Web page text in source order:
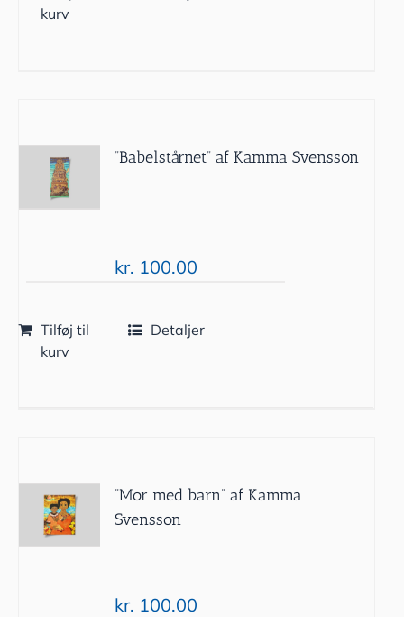
kurv
”Babelstårnet” af Kamma Svensson
kr. 100.00
Tilføj til
kurv
Detaljer
”Mor med barn” af Kamma
Svensson
kr. 100.00